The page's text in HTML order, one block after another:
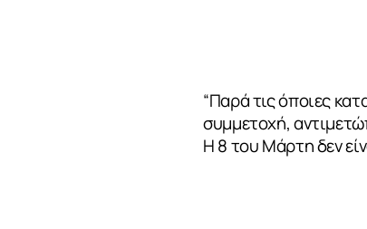
“Παρά τις όποιες
συμμετοχή,
Η 8 του Μάρτη δεν